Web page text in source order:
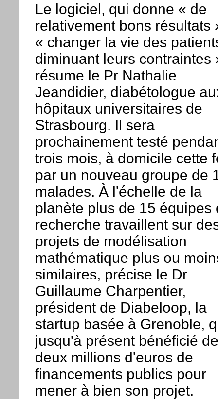
Le logiciel, qui donne « de
relativement bons résultats
« changer la vie des
diminuant leurs contraintes
résume le Pr Nathalie
Jeandidier, diabétologue
hôpitaux universitaires de
Strasbourg. Il sera
prochainement testé
trois mois, à domicile cette
par un nouveau groupe de
malades. À l'échelle de la
planète plus de 15 équipes
recherche travaillent sur
projets de modélisation
mathématique plus ou
similaires, précise le Dr
Guillaume Charpentier,
président de Diabeloop, la
startup basée à Grenoble,
jusqu'à présent bénéficié de
deux millions d'euros de
financements publics pour
mener à bien son projet.